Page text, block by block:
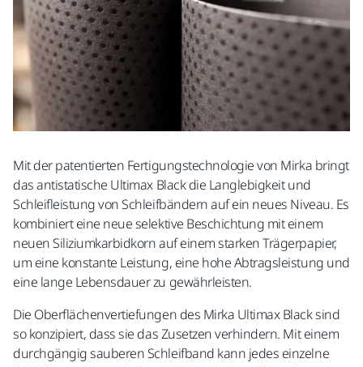
Mit der patentierten Fertigungstechnologie von Mirka bringt
das antistatische Ultimax Black die Langlebigkeit und
Schleifleistung von Schleifbändern auf ein neues Niveau. Es
kombiniert eine neue selektive Beschichtung mit einem
neuen Siliziumkarbidkorn auf einem starken Trägerpapier,
um eine konstante Leistung, eine hohe Abtragsleistung und
eine lange Lebensdauer zu gewährleisten.
Die Oberflächenvertiefungen des Mirka Ultimax Black sind
so konzipiert, dass sie das Zusetzen verhindern. Mit einem
durchgängig sauberen Schleifband kann jedes einzelne